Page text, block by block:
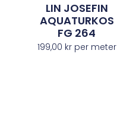
LIN JOSEFIN
AQUATURKOS
FG 264
199,00 krper meter